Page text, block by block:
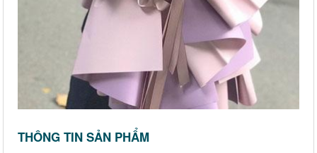
THÔNG TIN SẢN PHẨM